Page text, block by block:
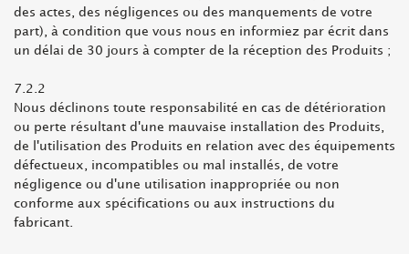
des actes, des négligences ou des manquements de votre
part), à condition que vous nous en informiez par écrit dans
un délai de 30 jours à compter de la réception des Produits ;
7.2.2
Nous déclinons toute responsabilité en cas de détérioration
ou perte résultant d'une mauvaise installation des Produits,
de l'utilisation des Produits en relation avec des équipements
défectueux, incompatibles ou mal installés, de votre
négligence ou d'une utilisation inappropriée ou non
conforme aux spécifications ou aux instructions du
fabricant.